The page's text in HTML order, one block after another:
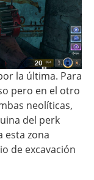
la última. Para
pero en el otro
neolíticas,
del perk
esta zona
de excavación